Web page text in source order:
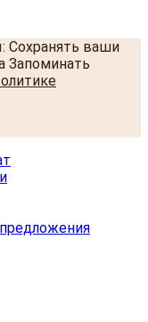
Сохранять ваши
Запоминать